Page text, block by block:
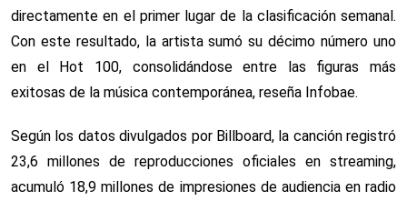
directamente en el primer lugar de la clasificación semanal.
Con este resultado, la artista sumó su décimo número uno
en el Hot 100, consolidándose entre las figuras más
exitosas de la música contemporánea, reseña Infobae.
Según los datos divulgados por Billboard, la canción registró
23,6 millones de reproducciones oficiales en streaming,
acumuló 18,9 millones de impresiones de audiencia en radio